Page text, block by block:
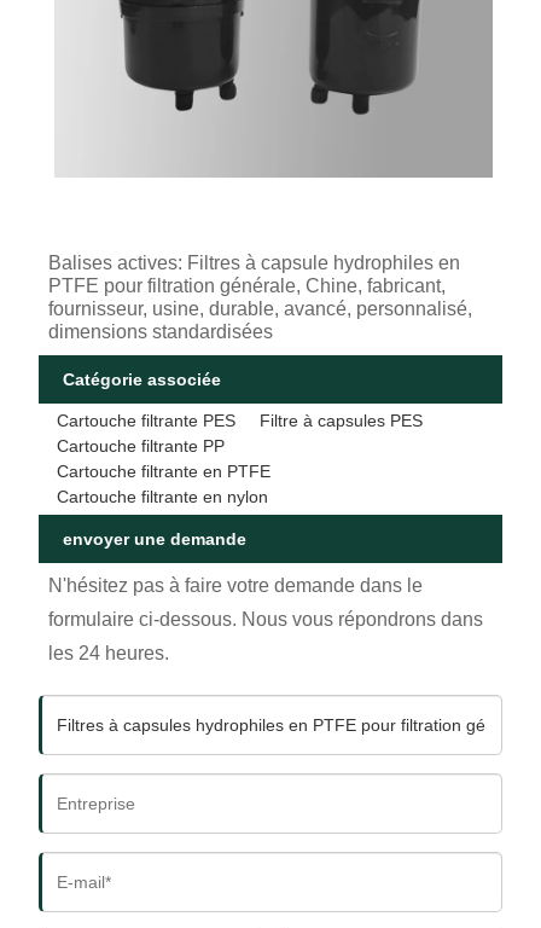
Balises actives: Filtres à capsule hydrophiles en
PTFE pour filtration générale, Chine, fabricant,
fournisseur, usine, durable, avancé, personnalisé,
dimensions standardisées
Catégorie associée
Cartouche filtrante PES
Filtre à capsules PES
Cartouche filtrante PP
Cartouche filtrante en PTFE
Cartouche filtrante en nylon
envoyer une demande
N'hésitez pas à faire votre demande dans le
formulaire ci-dessous. Nous vous répondrons dans
les 24 heures.